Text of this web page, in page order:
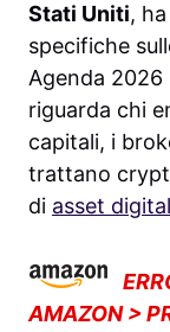
Stati Uniti,
specifiche
Agenda
riguarda chi
capitali, i
trattano
di asset
AMAZON >